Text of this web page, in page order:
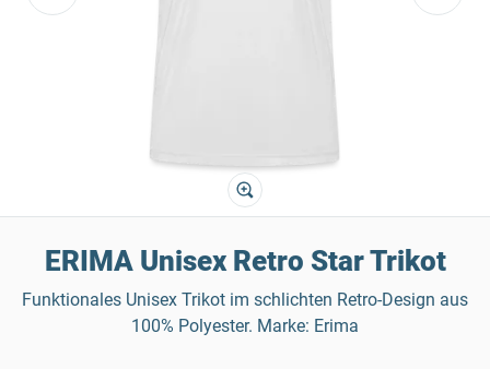
ERIMA Unisex Retro Star Trikot
Funktionales Unisex Trikot im schlichten Retro-Design aus
100% Polyester. Marke: Erima